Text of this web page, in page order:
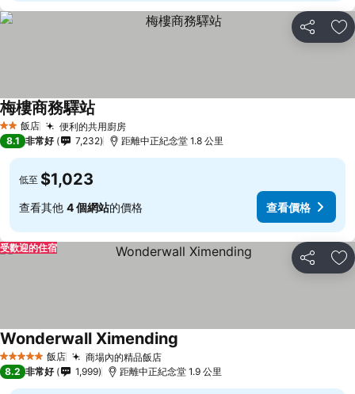
分享 加
2 星級飯店 便利的共用廚房
梅樓商務驛站
8.1 非常好 7,232 距離中正紀念堂 1.8 公里
低至 $1,023
查看其他 4 個網站的價格 查看價格
分享 加
受歡迎的住宿
5 星級 飯店 商場內的精品飯店
Wonderwall Ximending
8.2 非常好 1,999 距離中正紀念堂 1.9 公里